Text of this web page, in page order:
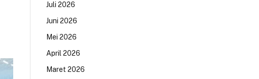
Juli 2026
Juni 2026
Mei 2026
April 2026
Maret 2026